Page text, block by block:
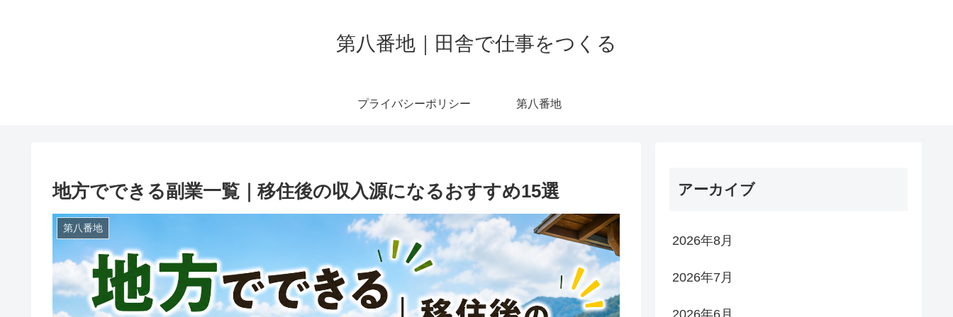
第八番地｜田舎で仕事をつくる
プライバシーポリシー 第八番地
地方でできる副業一覧｜移住後の収入源になるおすすめ15選
第八番地
アーカイブ
2026年8月
2026年7月
2026年6月